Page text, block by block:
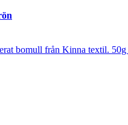
bomull från Kinna textil.